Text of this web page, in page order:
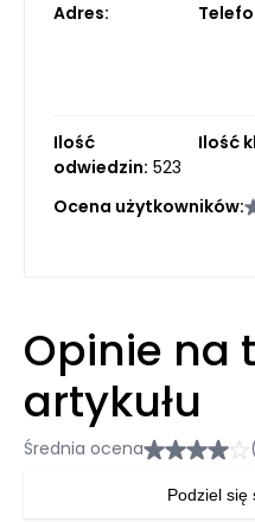
Adres:
Ilość
odwiedzin: 523
Ilość
Ocena użytkowników:
Opinie na
artykułu
Średnia ocena
Podziel się